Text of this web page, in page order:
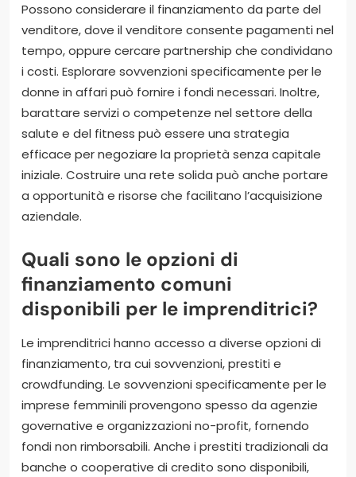
Possono considerare il finanziamento da parte del
venditore, dove il venditore consente pagamenti nel
tempo, oppure cercare partnership che condividano
i costi. Esplorare sovvenzioni specificamente per le
donne in affari può fornire i fondi necessari. Inoltre,
barattare servizi o competenze nel settore della
salute e del fitness può essere una strategia
efficace per negoziare la proprietà senza capitale
iniziale. Costruire una rete solida può anche portare
a opportunità e risorse che facilitano l’acquisizione
aziendale.
Quali sono le opzioni di
finanziamento comuni
disponibili per le imprenditrici?
Le imprenditrici hanno accesso a diverse opzioni di
finanziamento, tra cui sovvenzioni, prestiti e
crowdfunding. Le sovvenzioni specificamente per le
imprese femminili provengono spesso da agenzie
governative e organizzazioni no-profit, fornendo
fondi non rimborsabili. Anche i prestiti tradizionali da
banche o cooperative di credito sono disponibili,